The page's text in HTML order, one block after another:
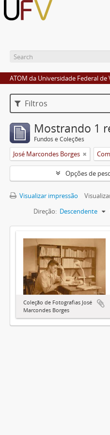
ATOM da Universidade Federal de
Filtros
Mostrando 1
Fundos e Coleções
José Marcondes Borges
Opções de
Visualizar impressão
Direção: Descendente
Coleção de Fotografias José
Marcondes Borges